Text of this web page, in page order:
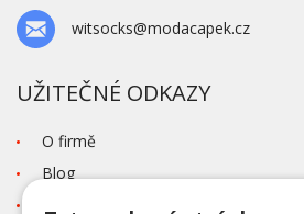
witsocks@modacapek.cz
UŽITEČNÉ ODKAZY
O firmě
Blog